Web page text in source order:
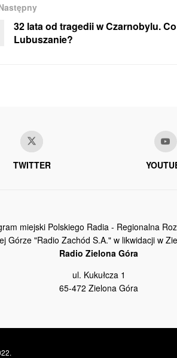
32 lata od tragedii w Czarnobylu.
Lubuszanie?
TWITTER
miejski Polskiego Radia - Regionalna
Górze "Radio Zachód S.A." w likwidacji w
Radio Zielona Góra
ul. Kukułcza 1
65-472 Zielona Góra